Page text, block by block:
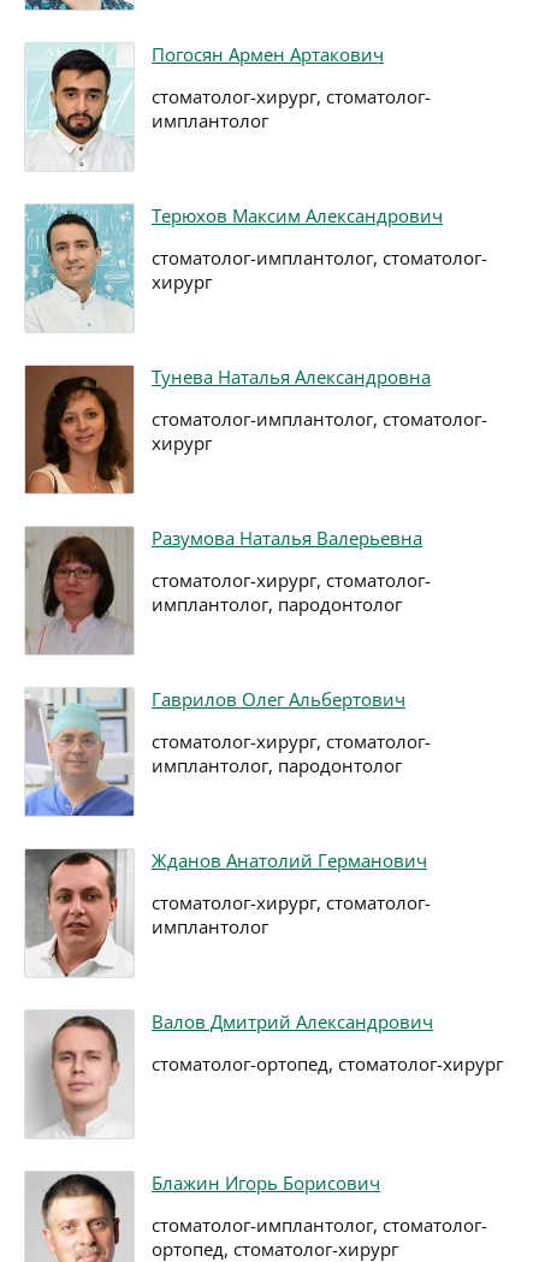
Погосян Армен Артакович
стоматолог-хирург, стоматолог-
имплантолог
Терюхов Максим Александрович
стоматолог-имплантолог, стоматолог-
хирург
Тунева Наталья Александровна
стоматолог-имплантолог, стоматолог-
хирург
Разумова Наталья Валерьевна
стоматолог-хирург, стоматолог-
имплантолог, пародонтолог
Гаврилов Олег Альбертович
стоматолог-хирург, стоматолог-
имплантолог, пародонтолог
Жданов Анатолий Германович
стоматолог-хирург, стоматолог-
имплантолог
Валов Дмитрий Александрович
стоматолог-ортопед, стоматолог-хирург
Блажин Игорь Борисович
стоматолог-имплантолог, стоматолог-
ортопед, стоматолог-хирург